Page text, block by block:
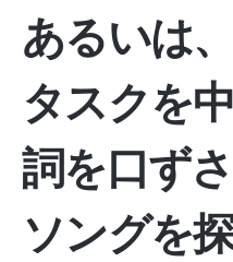
あるいは
タスクを
詞を口ず
ソングを